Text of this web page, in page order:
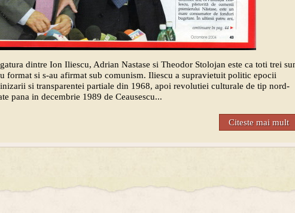
dintre Ion Iliescu, Adrian Nastase si Theodor Stolojan este ca toti trei
format si s-au afirmat sub comunism. Iliescu a supravietuit politic epocii
si transparentei partiale din 1968, apoi revolutiei culturale de tip nord-
pana in decembrie 1989 de Ceausescu...
Citeste mai mult